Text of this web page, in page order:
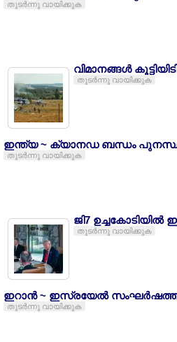
തുടര്‍ന്നു വായിക്കുക
വിമാനങ്ങള്‍
തുടര്‍ന്നു വായിക്കുക
ഇന്ത്യ ~ ക്യാനഡ ബന്ധം
തുടര്‍ന്നു വായിക്കുക
ജി7
തുടര്‍ന്നു വായിക്കുക
ഇറാന്‍ ~ ഇസ്രയേല്‍
തുടര്‍ന്നു വായിക്കുക